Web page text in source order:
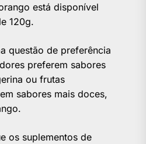
está disponível
120g.
questão de preferência
preferem sabores
ou frutas
sabores mais doces,
os suplementos de